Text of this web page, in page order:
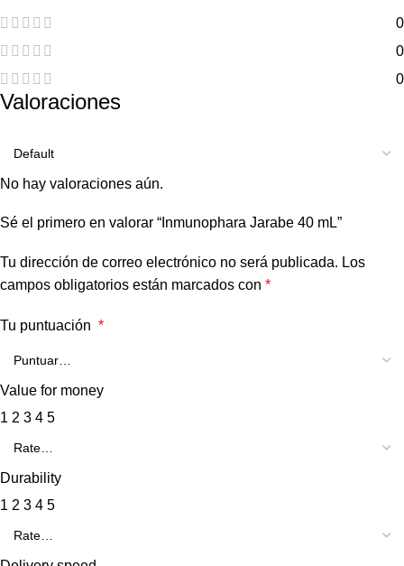
0
0
0
Valoraciones
No hay valoraciones aún.
Sé el primero en valorar “Inmunophara Jarabe 40 mL”
Tu dirección de correo electrónico no será publicada. Los
campos obligatorios están marcados con *
Tu puntuación *
Value for money
1 2 3 4 5
Durability
1 2 3 4 5